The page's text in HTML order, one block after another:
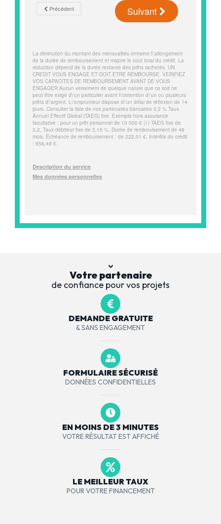
Votre partenaire
de confiance pour vos projets
DEMANDE GRATUITE
& SANS ENGAGEMENT
FORMULAIRE SÉCURISÉ
DONNÉES CONFIDENTIELLES
EN MOINS DE 3 MINUTES
VOTRE RÉSULTAT EST AFFICHÉ
LE MEILLEUR TAUX
POUR VOTRE FINANCEMENT